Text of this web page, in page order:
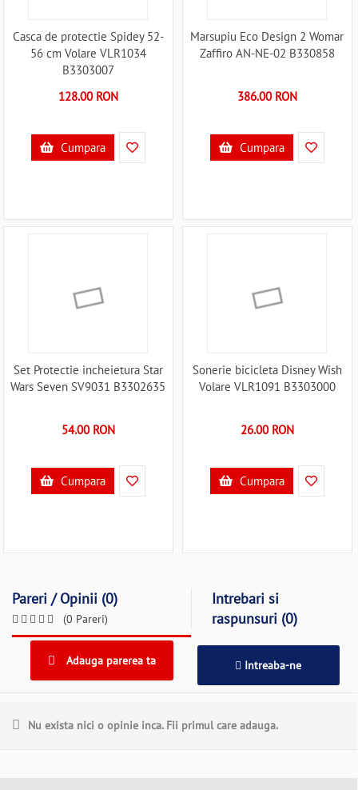
Casca de protectie Spidey 52-
56 cm Volare VLR1034
B3303007
128.00 RON
Cumpara
Marsupiu Eco Design 2 Womar
Zaffiro AN-NE-02 B330858
386.00 RON
Cumpara
Set Protectie incheietura Star
Wars Seven SV9031 B3302635
54.00 RON
Cumpara
Sonerie bicicleta Disney Wish
Volare VLR1091 B3303000
26.00 RON
Cumpara
Pareri / Opinii (0)
(0 Pareri)
Intrebari si
raspunsuri (0)
Adauga parerea ta Intreaba-ne
Nu exista nici o opinie inca. Fii primul care adauga.